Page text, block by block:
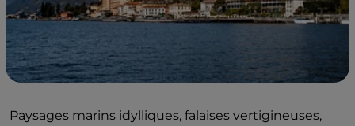
Paysages marins idylliques, falaises vertigineuses,